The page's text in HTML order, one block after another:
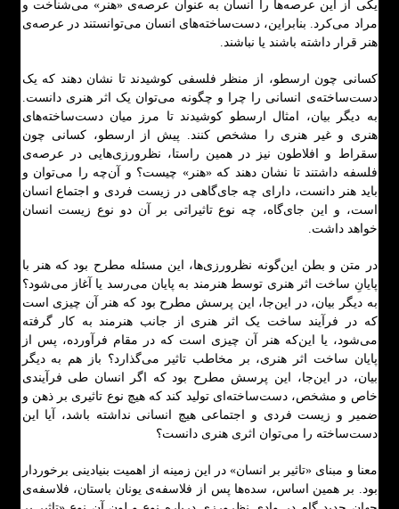
یکی از این عرصه‌ها را انسان به عنوان عرصه‌ی «هنر» می‌شناخت و
مراد می‌کرد. بنابراین، دست‌ساخته‌های انسان می‌توانستند در عرصه‌ی
هنر قرار داشته باشند یا نباشند.
کسانی چون ارسطو، از منظر فلسفی کوشیدند تا نشان دهند که یک
دست‌ساخته‌ی انسانی را چرا و چگونه می‌توان یک اثر هنری دانست.
به دیگر بیان، امثال ارسطو کوشیدند تا مرز میان دست‌ساخته‌های
هنری و غیر هنری را مشخص کنند. پیش از ارسطو، کسانی چون
سقراط و افلاطون نیز در همین راستا، نظرورزی‌هایی در عرصه‌ی
فلسفه داشتند تا نشان دهند که «هنر» چیست؟ و آن‌چه را می‌توان و
باید هنر دانست، دارای چه جای‌گاهی در زیست فردی و اجتماع انسان
است، و این جای‌گاه، چه نوع تاثیراتی بر آن دو نوع زیست انسان
خواهد داشت.
در متن و بطن این‌گونه نظرورزی‌ها، این مسئله مطرح بود که هنر با
پایانِ ساخت اثر هنری توسط هنرمند به پایان می‌رسد یا آغاز می‌شود؟
به دیگر بیان، در این‌جا، این پرسش مطرح بود که هنر آن چیزی است
که در فرآیند ساخت یک اثر هنری از جانب هنرمند به کار گرفته
می‌شود، یا این‌که هنر آن چیزی است که در مقام فرآورده، پس از
پایان ساخت اثر هنری، بر مخاطب تاثیر می‌گذارد؟ باز هم به دیگر
بیان، در این‌جا، این پرسش مطرح بود که اگر انسان طی فرآیندی
خاص و مشخص، دست‌ساخته‌ای تولید کند که هیچ نوع تاثیری بر ذهن و
ضمیر و زیست فردی و اجتماعی هیچ انسانی نداشته باشد، آیا این
دست‌ساخته را می‌توان اثری هنری دانست؟
معنا و مبنای «تاثیر بر انسان» در این زمینه از اهمیت بنیادینی برخوردار
بود. بر همین اساس، سده‌ها پس از فلاسفه‌ی یونان باستان، فلاسفه‌ی